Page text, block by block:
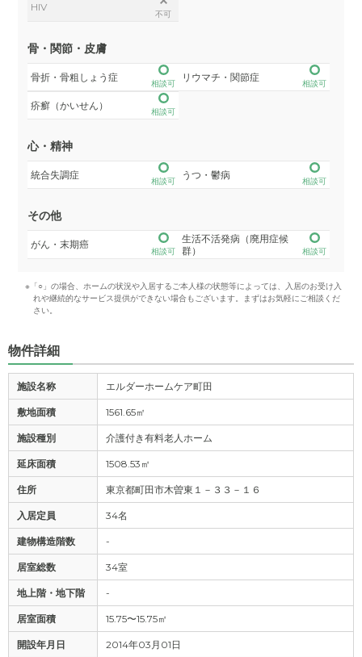
HIV
不可
骨・関節・皮膚
骨折・骨粗しょう症
相談可
リウマチ・関節症
相談可
疥癬（かいせん）
相談可
心・精神
統合失調症
相談可
うつ・鬱病
相談可
その他
がん・末期癌
相談可
生活不活発病（廃用症候
群）
相談可
※「○」の場合、ホームの状況や入居するご本人様の状態等によっては、入居のお受け入
れや継続的なサービス提供ができない場合もございます。まずはお気軽にご相談くだ
さい。
物件詳細
施設名称 エルダーホームケア町田
敷地面積 1561.65㎡
施設種別 介護付き有料老人ホーム
延床面積 1508.53㎡
住所 東京都町田市木曽東１－３３－１６
入居定員 34名
建物構造階数 -
居室総数 34室
地上階・地下階 -
居室面積 15.75〜15.75㎡
開設年月日 2014年03月01日